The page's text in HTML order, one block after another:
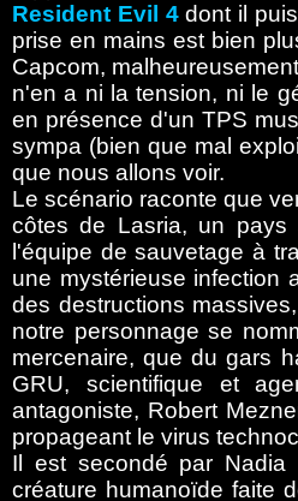
Resident Evil 4dont il
prise en mains est bien
Capcom,
n'en a ni la tension, ni le
en présence d'un TPS
sympa (bien que mal
que nous allons voir.
Le scénario raconte que
côtes de Lasria, un pays
l'équipe de sauvetage à
une mystérieuse infection
des destructions
notre personnage se
mercenaire, que du gars
GRU, scientifique et
antagoniste, Robert
propageant le virus
Il est secondé par Nadia
créature humanoïde faite